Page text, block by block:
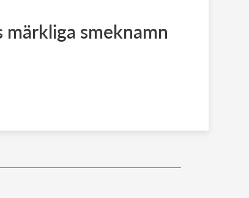
smeknamn